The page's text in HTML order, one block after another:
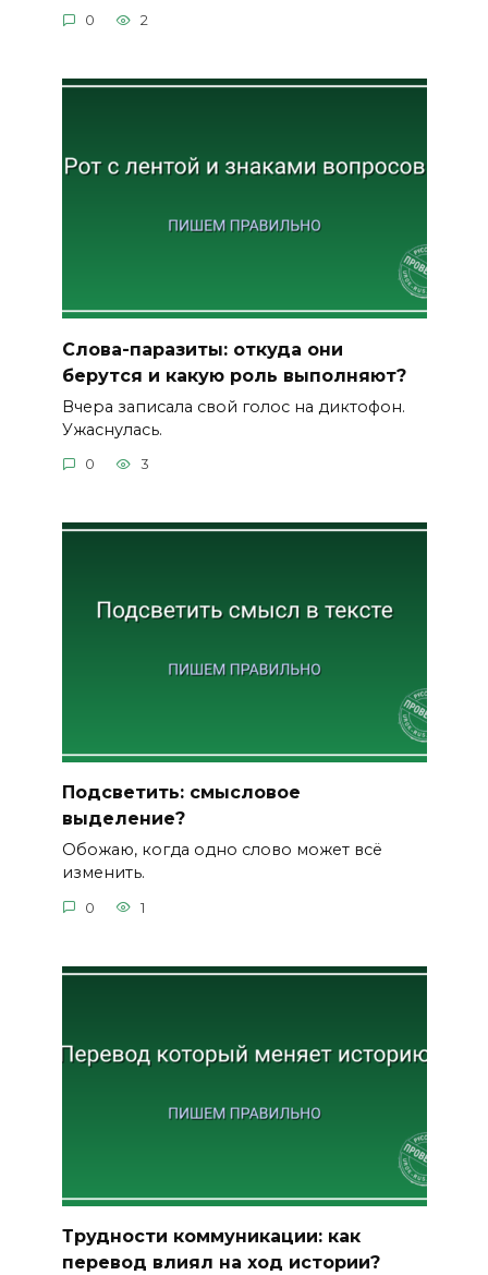
0 2
Слова-паразиты: откуда они
берутся и какую роль выполняют?
Вчера записала свой голос на диктофон.
Ужаснулась.
0 3
Подсветить: смысловое
выделение?
Обожаю, когда одно слово может всё
изменить.
0 1
Трудности коммуникации: как
перевод влиял на ход истории?